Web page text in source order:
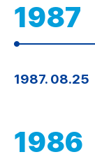
1987
1987. 08.25
1986